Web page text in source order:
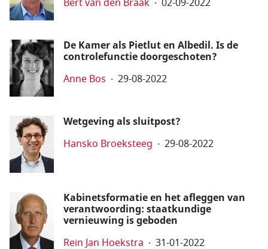
Bert van den Braak 02-09-2022
De Kamer als Pietlut en Albedil. Is de
controlefunctie doorgeschoten?
Anne Bos 29-08-2022
Wetgeving als sluitpost?
Hansko Broeksteeg 29-08-2022
Kabinetsformatie en het afleggen van
verantwoording: staatkundige
vernieuwing is geboden
Rein Jan Hoekstra 31-01-2022